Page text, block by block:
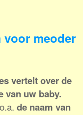
voor meoder
vertelt over de
van uw baby.
de naam van